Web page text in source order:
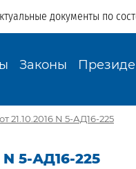
документы по
Законы
21.10.2016 N 5-АД16-225
5-АД16-225